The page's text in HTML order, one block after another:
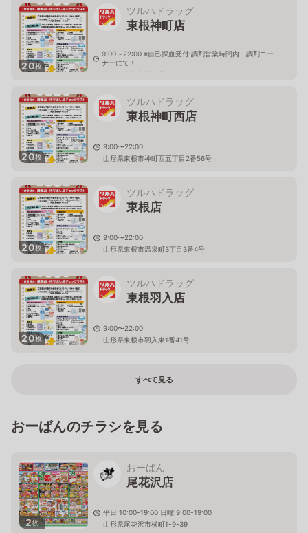
20枚
ツルハドラッグ
東根神町店
9:00～22:00 ※自己採血受付:調剤営業時間内・調剤コー
ナーにて！
山形県東根市神町北五丁目3-1
20枚
ツルハドラッグ
東根神町西店
9:00〜22:00
山形県東根市神町西五丁目2番56号
20枚
ツルハドラッグ
東根店
9:00〜22:00
山形県東根市温泉町3丁目3番4号
20枚
ツルハドラッグ
東根羽入店
9:00〜22:00
山形県東根市羽入東1番41号
すべて見る
おーばんのチラシを見る
2枚
おーばん
尾花沢店
平日:10:00-19:00 日曜:9:00-19:00
山形県尾花沢市横町1-9-39